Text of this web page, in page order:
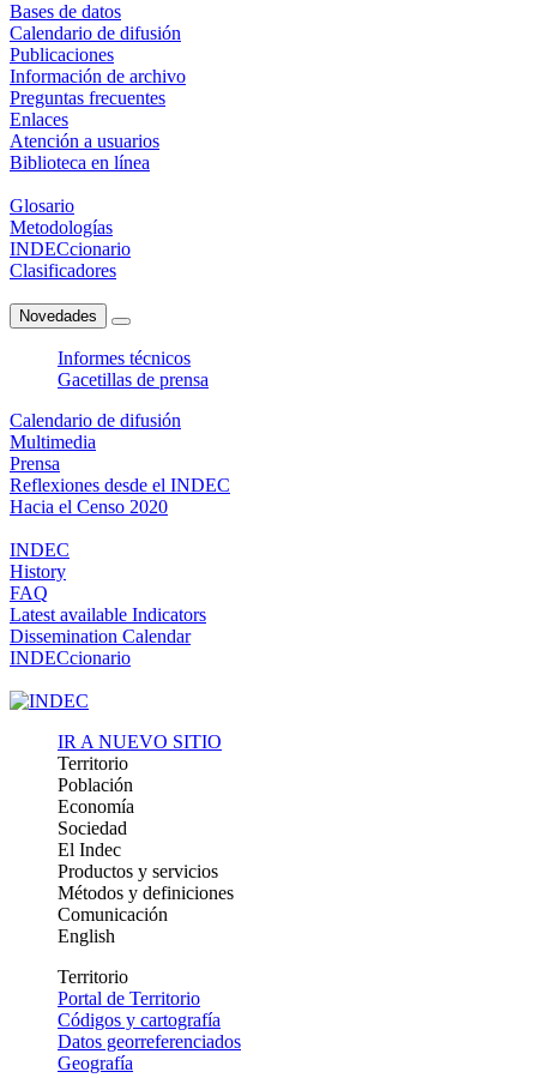
Bases de datos
Calendario de difusión
Publicaciones
Información de archivo
Preguntas frecuentes
Enlaces
Atención a usuarios
Biblioteca en línea
Glosario
Metodologías
INDECcionario
Clasificadores
Novedades
Informes técnicos
Gacetillas de prensa
Calendario de difusión
Multimedia
Prensa
Reflexiones desde el INDEC
Hacia el Censo 2020
INDEC
History
FAQ
Latest available Indicators
Dissemination Calendar
INDECcionario
IR A NUEVO SITIO
Territorio
Población
Economía
Sociedad
El Indec
Productos y servicios
Métodos y definiciones
Comunicación
English
Territorio
Portal de Territorio
Códigos y cartografía
Datos georreferenciados
Geografía